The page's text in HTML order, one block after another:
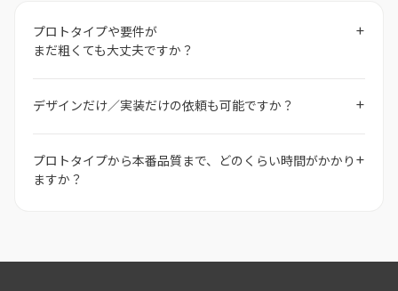
プロトタイプや要件が
まだ粗くても大丈夫ですか？
+
デザインだけ／実装だけの依頼も可能ですか？ +
プロトタイプから本番品質まで、どのくらい時間がかかり
ますか？
+